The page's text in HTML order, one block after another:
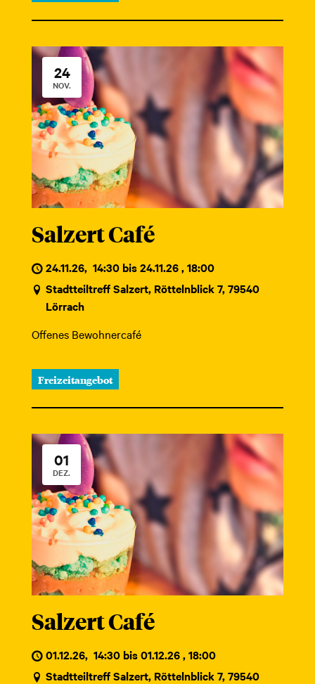
24
NOV.
Salzert Café
24.11.26, 14:30 bis 24.11.26 , 18:00
Stadtteiltreff Salzert, Röttelnblick 7, 79540
Lörrach
Offenes Bewohnercafé
Freizeitangebot
01
DEZ.
Salzert Café
01.12.26, 14:30 bis 01.12.26 , 18:00
Stadtteiltreff Salzert, Röttelnblick 7, 79540